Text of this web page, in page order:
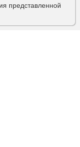
представленной